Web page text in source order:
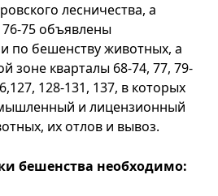
лесничества, а
75 объявлены
по бешенству животных, а
зоне кварталы 68-74, 77, 79-
128-131, 137, в которых
и лицензионный
их отлов и вывоз.
бешенства необходимо: